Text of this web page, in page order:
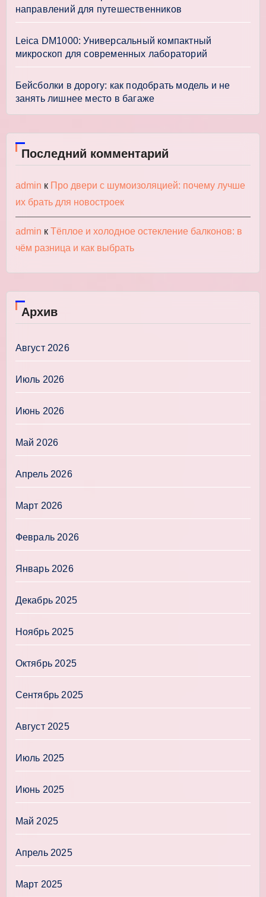
направлений для путешественников
Leica DM1000: Универсальный компактный
микроскоп для современных лабораторий
Бейсболки в дорогу: как подобрать модель и не
занять лишнее место в багаже
Последний комментарий
admin к Про двери с шумоизоляцией: почему лучше
их брать для новостроек
admin к Тёплое и холодное остекление балконов: в
чём разница и как выбрать
Архив
Август 2026
Июль 2026
Июнь 2026
Май 2026
Апрель 2026
Март 2026
Февраль 2026
Январь 2026
Декабрь 2025
Ноябрь 2025
Октябрь 2025
Сентябрь 2025
Август 2025
Июль 2025
Июнь 2025
Май 2025
Апрель 2025
Март 2025